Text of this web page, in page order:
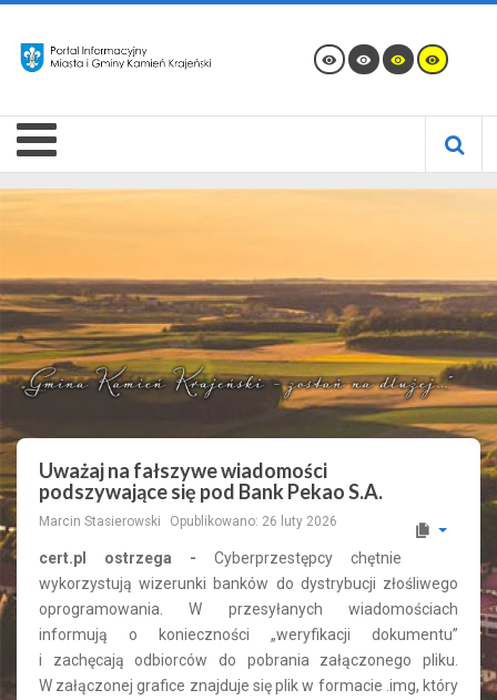
Uważaj na fałszywe wiadomości
podszywające się pod Bank Pekao S.A.
Marcin Stasierowski Opublikowano: 26 luty 2026
cert.pl ostrzega - Cyberprzestępcy chętnie
wykorzystują wizerunki banków do dystrybucji złośliwego
oprogramowania. W przesyłanych wiadomościach
informują o konieczności „weryfikacji dokumentu”
i zachęcają odbiorców do pobrania załączonego pliku.
W załączonej grafice znajduje się plik w formacie .img, który